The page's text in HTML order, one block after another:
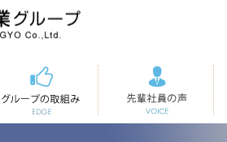
第一交通の取組み 先輩社員の声